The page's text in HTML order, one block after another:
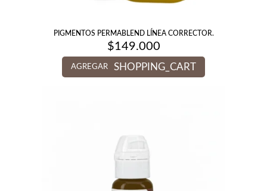
PIGMENTOS PERMABLEND LÍNEA CORRECTOR.
$149.000
AGREGAR SHOPPING_CART